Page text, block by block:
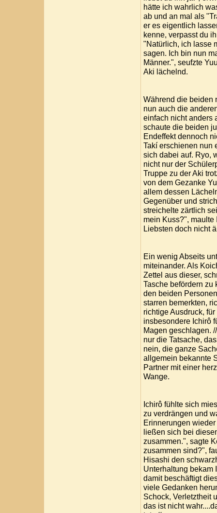
hätte ich wahrlich
ab und an mal als
er es eigentlich
kenne, verpasst du
"Natürlich, ich lasse
sagen. Ich bin nun
Männer.", seufzte
Aki lächelnd.
Während die beiden
nun auch die
einfach nicht anders
schaute die beiden
Endeffekt dennoch
Takí erschienen nun
sich dabei auf. Ryo,
nicht nur der
Truppe zu der Aki
von dem Gezanke
allem dessen
Gegenüber und
streichelte zärtlich
mein Kuss?",
Liebsten doch nicht
Ein wenig Abseits
miteinander. Als
Zettel aus dieser,
Tasche befördern zu
den beiden
starren bemerkten,
richtige Ausdruck,
insbesondere Ichirô
Magen geschlagen.
nur die Tatsache,
nein, die ganze
allgemein bekannte
Partner mit einer
Wange.
Ichirô fühlte sich
zu verdrängen und
Erinnerungen
ließen sich bei
zusammen.", sagte
zusammen sind?",
Hisashi den
Unterhaltung bekam
damit beschäftigt
viele Gedanken
Schock, Verletztheit
das ist nicht